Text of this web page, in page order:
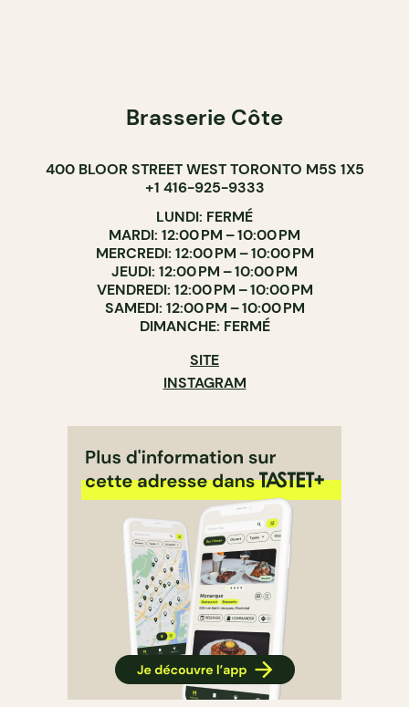
Brasserie Côte
400 BLOOR STREET WEST TORONTO M5S 1X5
+1 416-925-9333
LUNDI: FERMÉ
MARDI: 12:00 PM – 10:00 PM
MERCREDI: 12:00 PM – 10:00 PM
JEUDI: 12:00 PM – 10:00 PM
VENDREDI: 12:00 PM – 10:00 PM
SAMEDI: 12:00 PM – 10:00 PM
DIMANCHE: FERMÉ
SITE
INSTAGRAM